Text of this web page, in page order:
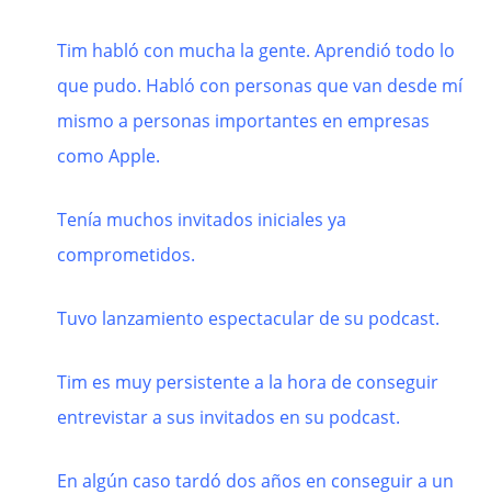
Tim habló con mucha la gente. Aprendió todo lo
que pudo. Habló con personas que van desde mí
mismo a personas importantes en empresas
como Apple.
Tenía muchos invitados iniciales ya
comprometidos.
Tuvo lanzamiento espectacular de su podcast.
Tim es muy persistente a la hora de conseguir
entrevistar a sus invitados en su podcast.
En algún caso tardó dos años en conseguir a un